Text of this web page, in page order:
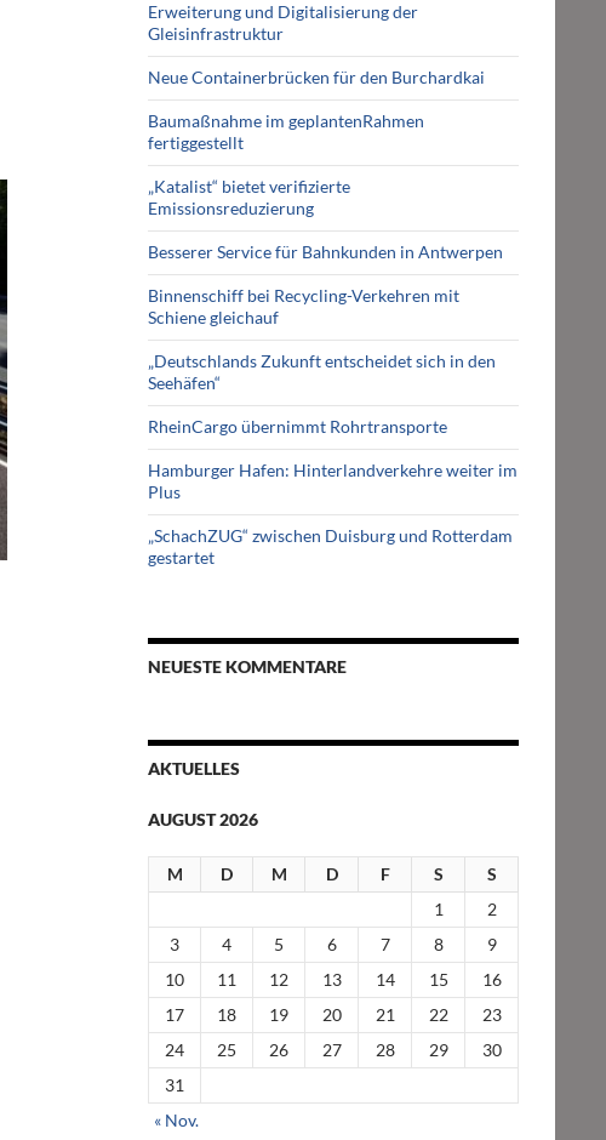
Erweiterung und Digitalisierung der
Gleisinfrastruktur
Neue Containerbrücken für den Burchardkai
Baumaßnahme im geplantenRahmen
fertiggestellt
„Katalist“ bietet verifizierte
Emissionsreduzierung
Besserer Service für Bahnkunden in Antwerpen
Binnenschiff bei Recycling-Verkehren mit
Schiene gleichauf
„Deutschlands Zukunft entscheidet sich in den
Seehäfen“
RheinCargo übernimmt Rohrtransporte
Hamburger Hafen: Hinterlandverkehre weiter im
Plus
„SchachZUG“ zwischen Duisburg und Rotterdam
gestartet
NEUESTE KOMMENTARE
AKTUELLES
AUGUST 2026
M D M D F S
S
1
2
3
4 5 6 7 8
9
10
11 12 13 14 15
16
17
18 19 20 21 22
23
24
25 26 27 28 29
30
31
« Nov.